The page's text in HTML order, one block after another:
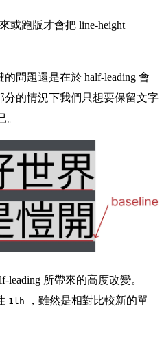
或跑版才會把 line-height
問題還是在於 half-leading 會
的情況下我們只想要保留文字
leading 所帶來的高度改變。
1lh
，雖然是相對比較新的單